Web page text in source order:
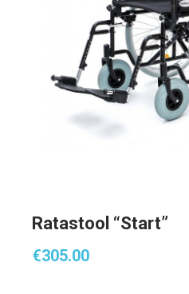
Ratastool “Start”
€305.00